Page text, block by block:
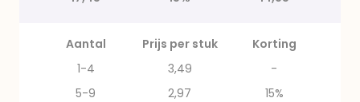
Aantal Prijs per stuk
Korting
1-4
3,49
-
5-9
2,97
15%